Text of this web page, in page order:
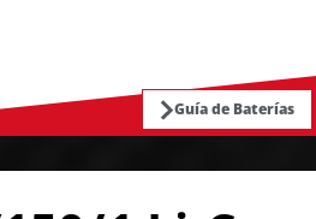
Guía de Baterías